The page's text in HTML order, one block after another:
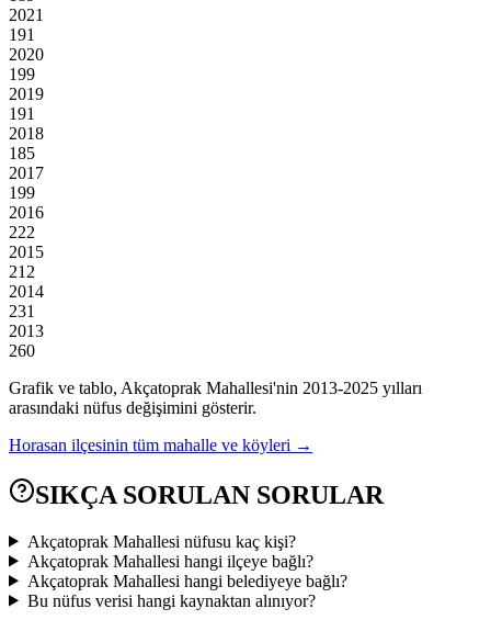
2021
191
2020
199
2019
191
2018
185
2017
199
2016
222
2015
212
2014
231
2013
260
Grafik ve tablo, Akçatoprak Mahallesi'nin 2013-2025 yılları
arasındaki nüfus değişimini gösterir.
Horasan ilçesinin tüm mahalle ve köyleri →
SIKÇA SORULAN SORULAR
Akçatoprak Mahallesi nüfusu kaç kişi?
Akçatoprak Mahallesi hangi ilçeye bağlı?
Akçatoprak Mahallesi hangi belediyeye bağlı?
Bu nüfus verisi hangi kaynaktan alınıyor?